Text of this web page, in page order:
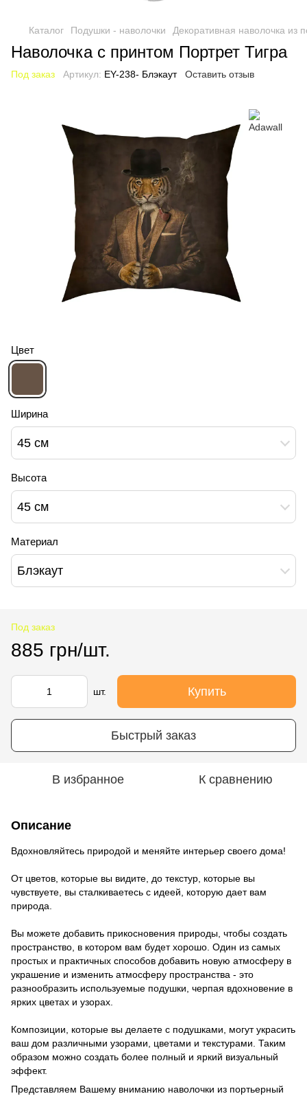
Каталог Подушки - наволочки Декоративная наволочка из
Наволочка с принтом Портрет Тигра
Под заказ Артикул: EY-238- Блэкаут Оставить отзыв
Цвет
Ширина
45 см
Высота
45 см
Материал
Блэкаут
Под заказ
885 грн/шт.
шт. Купить
Быстрый заказ
В избранное К сравнению
Описание
Вдохновляйтесь природой и меняйте интерьер своего дома!
От цветов, которые вы видите, до текстур, которые вы
чувствуете, вы сталкиваетесь с идеей, которую дает вам
природа.
Вы можете добавить прикосновения природы, чтобы создать
пространство, в котором вам будет хорошо. Один из самых
простых и практичных способов добавить новую атмосферу в
украшение и изменить атмосферу пространства - это
разнообразить используемые подушки, черпая вдохновение в
ярких цветах и ​​узорах.
Композиции, которые вы делаете с подушками, могут украсить
ваш дом различными узорами, цветами и текстурами. Таким
образом можно создать более полный и яркий визуальный
эффект.
Представляем Вашему вниманию наволочки из портьерный